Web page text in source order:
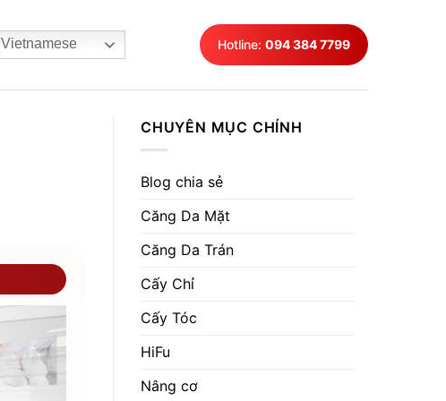
Vietnamese Hotline: 094 384 7799
CHUYÊN MỤC CHÍNH
Blog chia sẻ
Căng Da Mặt
Căng Da Trán
Cấy Chỉ
Cấy Tóc
HiFu
Nâng cơ